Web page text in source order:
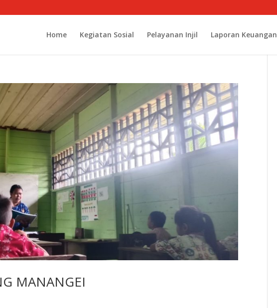
Home Kegiatan Sosial Pelayanan Injil Laporan Keuangan
MANANGEI